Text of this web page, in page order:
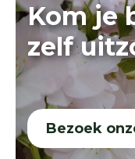
Kom je
zelf
Bezoek